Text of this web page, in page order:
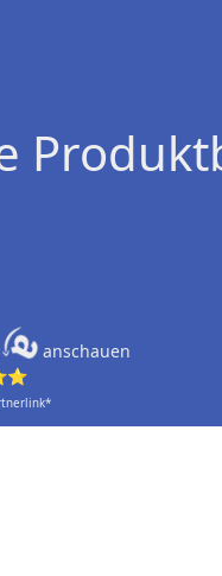
anschauen